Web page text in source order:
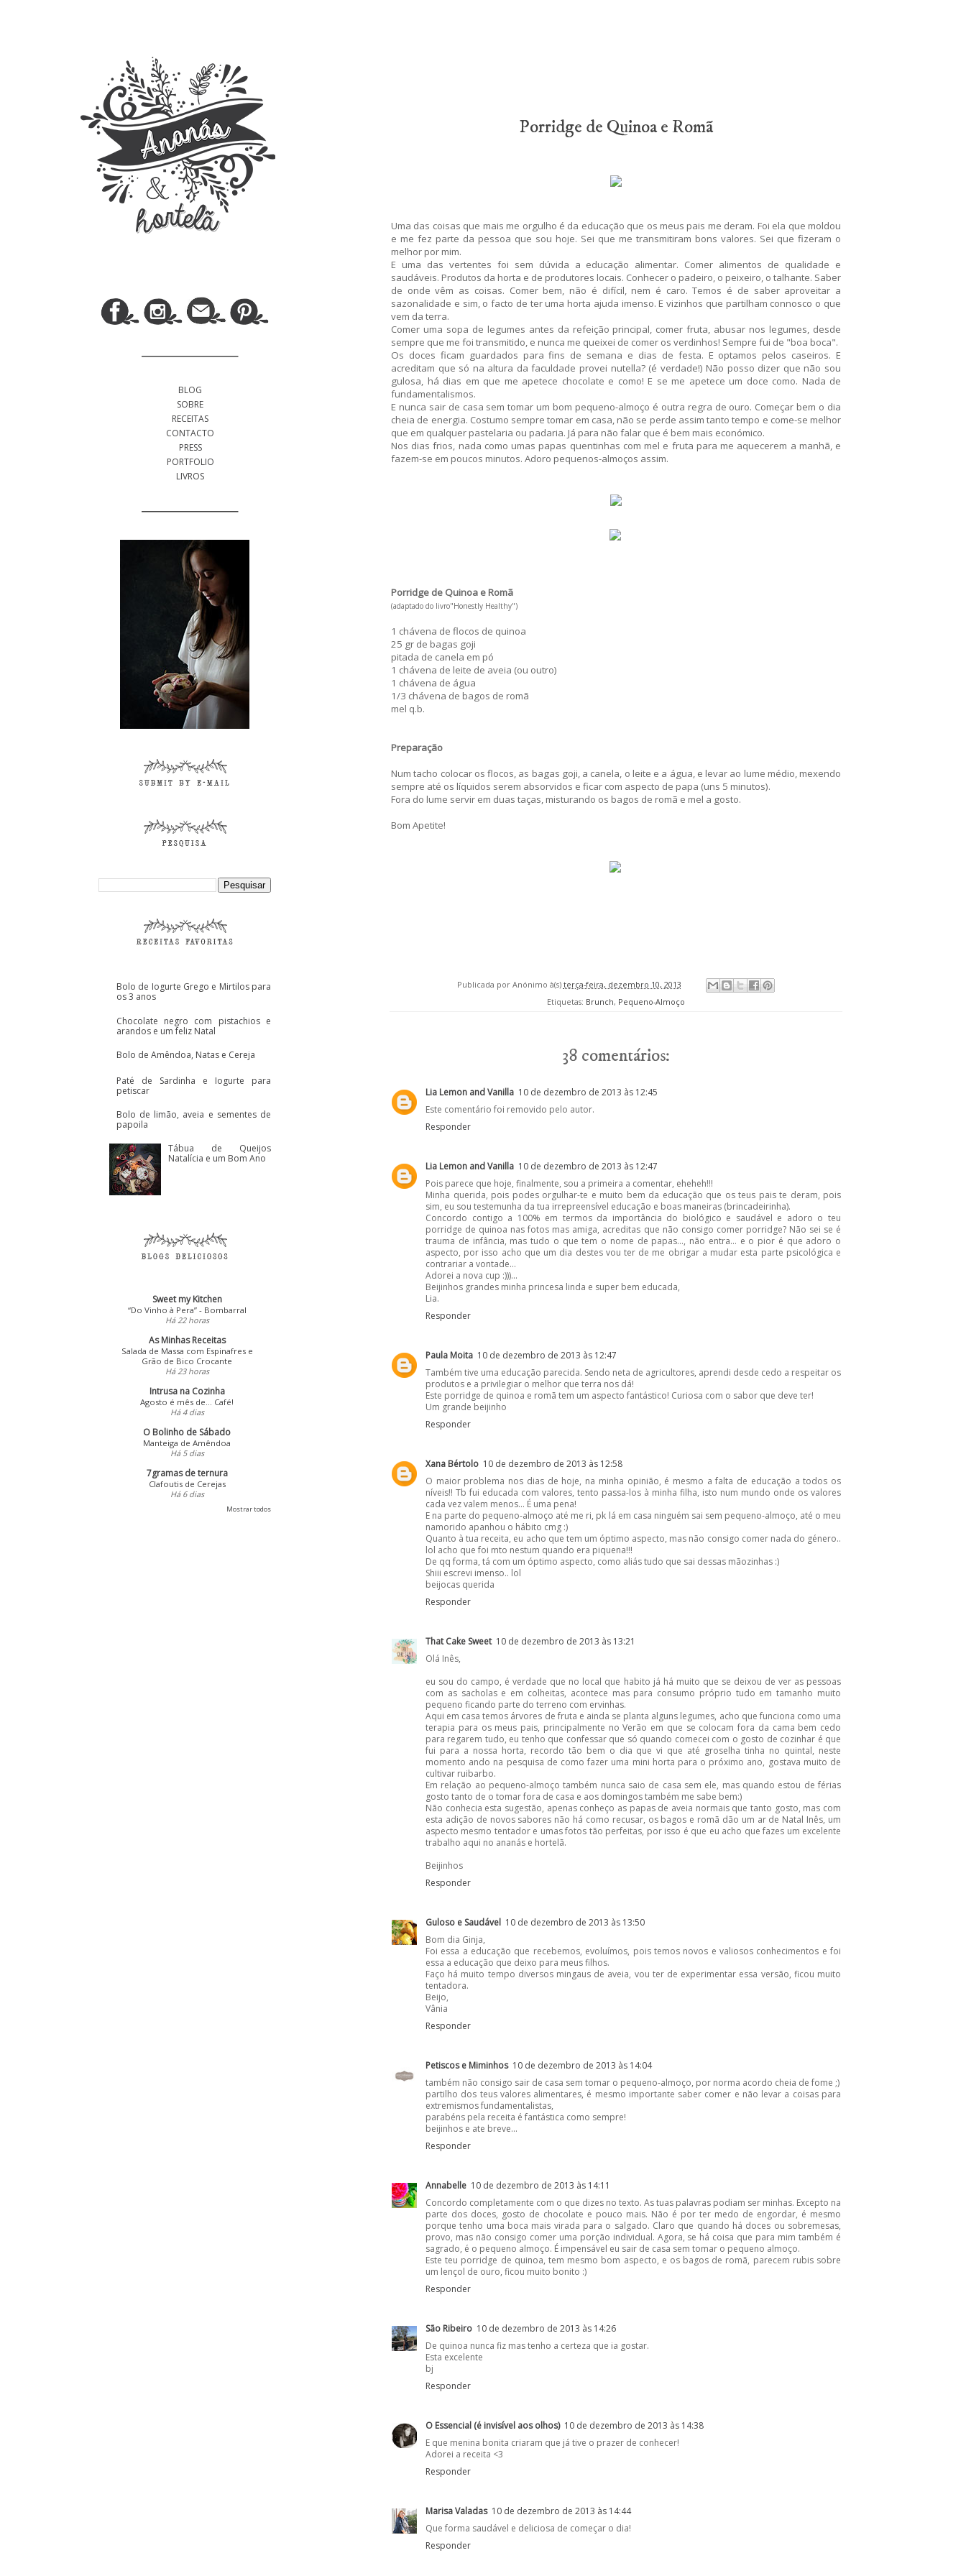
Porridge de Quinoa e Romã
Uma das coisas que mais me orgulho é da educação que os meus pais me deram. Foi ela que moldou
e me fez parte da pessoa que sou hoje. Sei que me transmitiram bons valores. Sei que fizeram o
melhor por mim.
E uma das vertentes foi sem dúvida a educação alimentar. Comer alimentos de qualidade e
saudáveis. Produtos da horta e de produtores locais. Conhecer o padeiro, o peixeiro, o talhante. Saber
de onde vêm as coisas. Comer bem, não é difícil, nem é caro. Temos é de saber aproveitar a
sazonalidade e sim, o facto de ter uma horta ajuda imenso. E vizinhos que partilham connosco o que
vem da terra.
Comer uma sopa de legumes antes da refeição principal, comer fruta, abusar nos legumes, desde
sempre que me foi transmitido, e nunca me queixei de comer os verdinhos! Sempre fui de "boa boca".
Os doces ficam guardados para fins de semana e dias de festa. E optamos pelos caseiros. E
acreditam que só na altura da faculdade provei nutella? (é verdade!) Não posso dizer que não sou
gulosa, há dias em que me apetece chocolate e como! E se me apetece um doce como. Nada de
fundamentalismos.
E nunca sair de casa sem tomar um bom pequeno-almoço é outra regra de ouro. Começar bem o dia
cheia de energia. Costumo sempre tomar em casa, não se perde assim tanto tempo e come-se melhor
que em qualquer pastelaria ou padaria. Já para não falar que é bem mais económico.
Nos dias frios, nada como umas papas quentinhas com mel e fruta para me aquecerem a manhã, e
fazem-se em poucos minutos. Adoro pequenos-almoços assim.
Porridge de Quinoa e Romã
(adaptado do livro"Honestly Healthy")
1 chávena de flocos de quinoa
25 gr de bagas goji
pitada de canela em pó
1 chávena de leite de aveia (ou outro)
1 chávena de água
1/3 chávena de bagos de romã
mel q.b.
Preparação
Num tacho colocar os flocos, as bagas goji, a canela, o leite e a água, e levar ao lume médio, mexendo
sempre até os líquidos serem absorvidos e ficar com aspecto de papa (uns 5 minutos).
Fora do lume servir em duas taças, misturando os bagos de romã e mel a gosto.
Bom Apetite!
Publicada por Anónimo à(s) terça-feira, dezembro 10, 2013
Etiquetas: Brunch, Pequeno-Almoço
38 comentários:
Lia Lemon and Vanilla 10 de dezembro de 2013 às 12:45
Este comentário foi removido pelo autor.
Responder
Lia Lemon and Vanilla 10 de dezembro de 2013 às 12:47
Pois parece que hoje, finalmente, sou a primeira a comentar, eheheh!!!
Minha querida, pois podes orgulhar-te e muito bem da educação que os teus pais te deram, pois
sim, eu sou testemunha da tua irrepreensível educação e boas maneiras (brincadeirinha).
Concordo contigo a 100% em termos da importância do biológico e saudável e adoro o teu
porridge de quinoa nas fotos mas amiga, acreditas que não consigo comer porridge? Não sei se é
trauma de infância, mas tudo o que tem o nome de papas..., não entra... e o pior é que adoro o
aspecto, por isso acho que um dia destes vou ter de me obrigar a mudar esta parte psicológica e
contrariar a vontade...
Adorei a nova cup :)))...
Beijinhos grandes minha princesa linda e super bem educada,
Lia.
Responder
Paula Moita 10 de dezembro de 2013 às 12:47
Também tive uma educação parecida. Sendo neta de agricultores, aprendi desde cedo a respeitar os
produtos e a privilegiar o melhor que terra nos dá!
Este porridge de quinoa e romã tem um aspecto fantástico! Curiosa com o sabor que deve ter!
Um grande beijinho
Responder
Xana Bértolo 10 de dezembro de 2013 às 12:58
O maior problema nos dias de hoje, na minha opinião, é mesmo a falta de educação a todos os
níveis!! Tb fui educada com valores, tento passa-los à minha filha, isto num mundo onde os valores
cada vez valem menos... É uma pena!
E na parte do pequeno-almoço até me ri, pk lá em casa ninguém sai sem pequeno-almoço, até o meu
namorido apanhou o hábito cmg :)
Quanto à tua receita, eu acho que tem um óptimo aspecto, mas não consigo comer nada do género..
lol acho que foi mto nestum quando era piquena!!!
De qq forma, tá com um óptimo aspecto, como aliás tudo que sai dessas mãozinhas :)
Shiii escrevi imenso.. lol
beijocas querida
Responder
That Cake Sweet 10 de dezembro de 2013 às 13:21
Olá Inês,
eu sou do campo, é verdade que no local que habito já há muito que se deixou de ver as pessoas
com as sacholas e em colheitas, acontece mas para consumo próprio tudo em tamanho muito
pequeno ficando parte do terreno com ervinhas.
Aqui em casa temos árvores de fruta e ainda se planta alguns legumes, acho que funciona como uma
terapia para os meus pais, principalmente no Verão em que se colocam fora da cama bem cedo
para regarem tudo, eu tenho que confessar que só quando comecei com o gosto de cozinhar é que
fui para a nossa horta, recordo tão bem o dia que vi que até groselha tinha no quintal, neste
momento ando na pesquisa de como fazer uma mini horta para o próximo ano, gostava muito de
cultivar ruibarbo.
Em relação ao pequeno-almoço também nunca saio de casa sem ele, mas quando estou de férias
gosto tanto de o tomar fora de casa e aos domingos também me sabe bem:)
Não conhecia esta sugestão, apenas conheço as papas de aveia normais que tanto gosto, mas com
esta adição de novos sabores não há como recusar, os bagos e romã dão um ar de Natal Inês, um
aspecto mesmo tentador e umas fotos tão perfeitas, por isso é que eu acho que fazes um excelente
trabalho aqui no ananás e hortelã.
Beijinhos
Responder
Guloso e Saudável 10 de dezembro de 2013 às 13:50
Bom dia Ginja,
Foi essa a educação que recebemos, evoluímos, pois temos novos e valiosos conhecimentos e foi
essa a educação que deixo para meus filhos.
Faço há muito tempo diversos mingaus de aveia, vou ter de experimentar essa versão, ficou muito
tentadora.
Beijo,
Vânia
Responder
Petiscos e Miminhos 10 de dezembro de 2013 às 14:04
também não consigo sair de casa sem tomar o pequeno-almoço, por norma acordo cheia de fome ;)
partilho dos teus valores alimentares, é mesmo importante saber comer e não levar a coisas para
extremismos fundamentalistas,
parabéns pela receita é fantástica como sempre!
beijinhos e ate breve...
Responder
Annabelle 10 de dezembro de 2013 às 14:11
Concordo completamente com o que dizes no texto. As tuas palavras podiam ser minhas. Excepto na
parte dos doces, gosto de chocolate e pouco mais. Não é por ter medo de engordar, é mesmo
porque tenho uma boca mais virada para o salgado. Claro que quando há doces ou sobremesas,
provo, mas não consigo comer uma porção individual. Agora, se há coisa que para mim também é
sagrado, é o pequeno almoço. É impensável eu sair de casa sem tomar o pequeno almoço.
Este teu porridge de quinoa, tem mesmo bom aspecto, e os bagos de romã, parecem rubis sobre
um lençol de ouro, ficou muito bonito :)
Responder
São Ribeiro 10 de dezembro de 2013 às 14:26
De quinoa nunca fiz mas tenho a certeza que ia gostar.
Esta excelente
bj
Responder
O Essencial (é invisível aos olhos) 10 de dezembro de 2013 às 14:38
E que menina bonita criaram que já tive o prazer de conhecer!
Adorei a receita <3
Responder
Marisa Valadas 10 de dezembro de 2013 às 14:44
Que forma saudável e deliciosa de começar o dia!
Responder
BLOG
SOBRE
RECEITAS
CONTACTO
PRESS
PORTFOLIO
LIVROS
Bolo de Iogurte Grego e Mirtilos para
os 3 anos
Chocolate negro com pistachios e
arandos e um feliz Natal
Bolo de Amêndoa, Natas e Cereja
Paté de Sardinha e Iogurte para
petiscar
Bolo de limão, aveia e sementes de
papoila
Tábua de Queijos
Natalícia e um Bom Ano
Sweet my Kitchen
“Do Vinho à Pera” - Bombarral
Há 22 horas
As Minhas Receitas
Salada de Massa com Espinafres e
Grão de Bico Crocante
Há 23 horas
Intrusa na Cozinha
Agosto é mês de... Café!
Há 4 dias
O Bolinho de Sábado
Manteiga de Amêndoa
Há 5 dias
7gramas de ternura
Clafoutis de Cerejas
Há 6 dias
Mostrar todos